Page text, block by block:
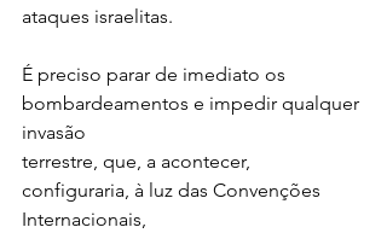
ataques israelitas.
É preciso parar de imediato os
bombardeamentos e impedir qualquer
invasão
terrestre, que, a acontecer,
configuraria, à luz das Convenções
Internacionais,